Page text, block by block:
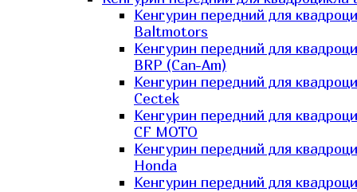
Кенгурин передний для
Baltmotors
Кенгурин передний для
BRP (Can-Am)
Кенгурин передний для
Cectek
Кенгурин передний для
CF MOTO
Кенгурин передний для
Honda
Кенгурин передний для